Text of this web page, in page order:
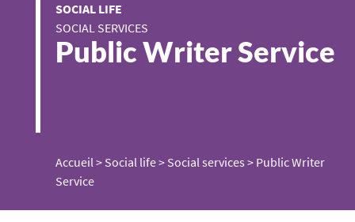
SOCIAL LIFE
SOCIAL SERVICES
Public Writer Service
Accueil> Social life> Social services > Public Writer
Service